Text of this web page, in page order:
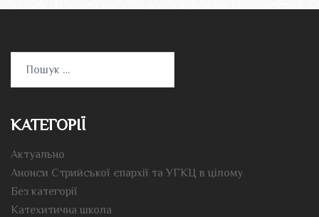
КАТЕГОРІЇ
Актуально
Анонси Стрийської єпархії та УГКЦ в цілому
Без категорії
Катехитична школа